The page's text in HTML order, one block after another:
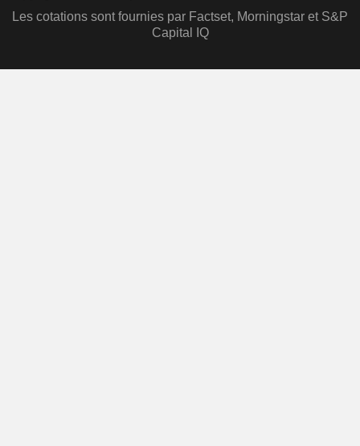
Les cotations sont fournies par Factset, Morningstar et S&P
Capital IQ